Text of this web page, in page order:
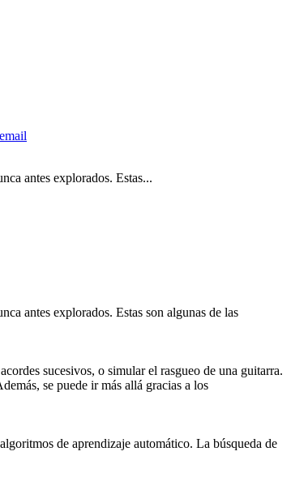
antes explorados. Estas...
antes explorados. Estas son algunas de las
sucesivos, o simular el rasgueo de una guitarra.
se puede ir más allá gracias a los
de aprendizaje automático. La búsqueda de